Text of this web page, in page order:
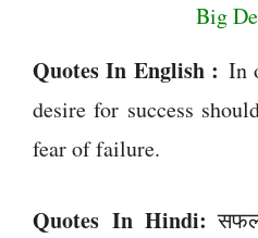
Big
Quotes In English : In
desire for success
fear of failure.
Quotes In Hindi: